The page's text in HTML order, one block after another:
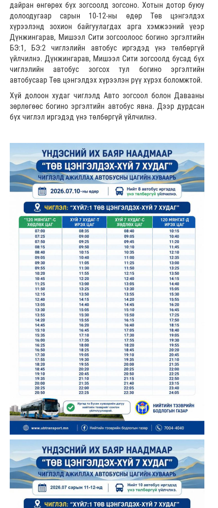
дайран өнгөрөх бүх зогсоолд зогсоно. Хотын дотор буюу
долоодугаар сарын 10-12-ны өдөр Төв цэнгэлдэх
хүрээлэнд зохион байгуулагдах арга хэмжээний үеэр
Дүнжингарав, Мишээл Сити зогсоолоос богино эргэлтийн
БЭ:1, БЭ:2 чиглэлийн автобус иргэдэд үнэ төлбөргүй
үйлчилнэ. Дүнжингарав, Мишээл Сити зогсоолд бусад бүх
чиглэлийн автобус зогсох тул богино эргэлтийн
автобусаар Төв цэнгэлдэх хүрээлэн рүү хүрэх боломжтой.
Хүй долоон худаг чиглэлд Авто зогсоол болон Давааны
зөрлөгөөс богино эргэлтийн автобус явна. Дээр дурдсан
бүх чиглэл иргэдэд үнэ төлбөргүй үйлчилнэ.